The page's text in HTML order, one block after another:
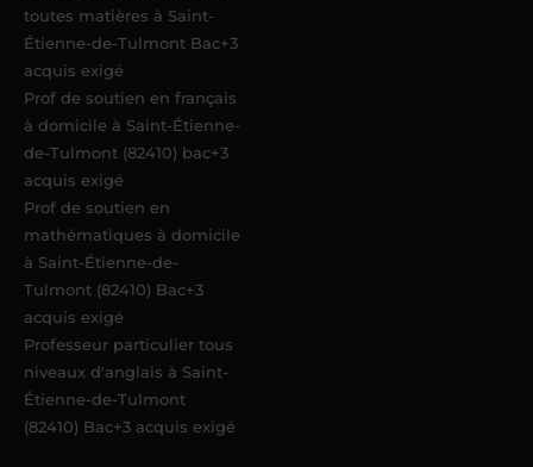
toutes matières à Saint-
Étienne-de-Tulmont Bac+3
acquis exigé
Prof de soutien en français
à domicile à Saint-Étienne-
de-Tulmont (82410) bac+3
acquis exigé
Prof de soutien en
mathématiques à domicile
à Saint-Étienne-de-
Tulmont (82410) Bac+3
acquis exigé
Professeur particulier tous
niveaux d'anglais à Saint-
Étienne-de-Tulmont
(82410) Bac+3 acquis exigé